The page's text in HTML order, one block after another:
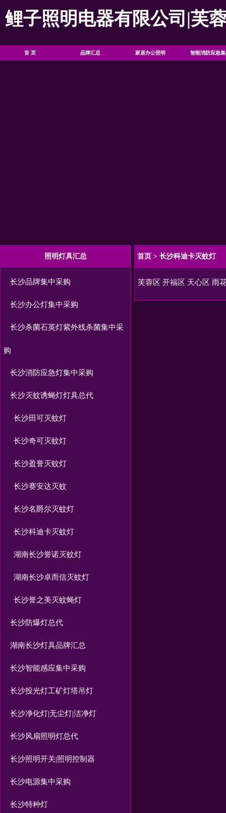
鲤子照明电器有限公司|芙
首 页 品牌汇总 家居办公照明 智能消防应急
照明灯具汇总
长沙品牌集中采购
长沙办公灯集中采购
长沙杀菌石英灯紫外线杀菌集中采
购
长沙消防应急灯集中采购
长沙灭蚊诱蝇灯灯具总代
长沙田可灭蚊灯
长沙奇可灭蚊灯
长沙盈誉灭蚊灯
长沙赛安达灭蚊
长沙名爵尔灭蚊灯
长沙科迪卡灭蚊灯
湖南长沙誉诺灭蚊灯
湖南长沙卓而信灭蚊灯
长沙誉之美灭蚊蝇灯
长沙防爆灯总代
湖南长沙灯具品牌汇总
长沙智能感应集中采购
长沙投光灯工矿灯塔吊灯
长沙净化灯|无尘灯|洁净灯
长沙风扇照明灯总代
长沙照明开关|照明控制器
长沙电源集中采购
长沙特种灯
首页 > 长沙科迪卡灭蚊灯
芙蓉区 开福区 天心区 雨